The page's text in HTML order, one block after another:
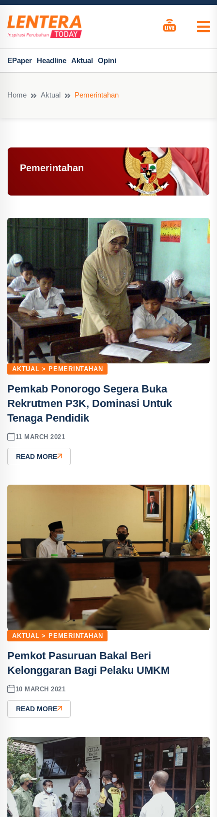
EPaper Headline Aktual Opini
Home Aktual Pemerintahan
Pemerintahan
AKTUAL > PEMERINTAHAN
Pemkab Ponorogo Segera Buka
Rekrutmen P3K, Dominasi Untuk
Tenaga Pendidik
11 MARCH 2021
READ MORE
AKTUAL > PEMERINTAHAN
Pemkot Pasuruan Bakal Beri
Kelonggaran Bagi Pelaku UMKM
10 MARCH 2021
READ MORE